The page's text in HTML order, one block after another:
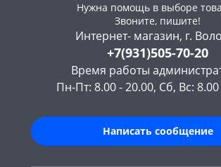
Нужна помощь в выборе
Звоните, пишите!
Интернет- магазин, г.
+7(931)505-70-20
Время работы
Пн-Пт: 8.00 - 20.00, Сб, Вс:
Написать сообщение